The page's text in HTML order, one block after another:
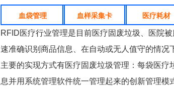
血袋管理 血样采集卡 医疗耗材
RFID医疗行业管理是目前医疗固废垃圾、医院
速准确识别商品信息、在自动或无人值守的情况
主要的实现方式有医疗固废垃圾管理：每袋医
息并用系统管理软件统一管理起来的创新管理模